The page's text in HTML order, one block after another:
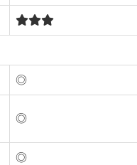
◎
◎
◎